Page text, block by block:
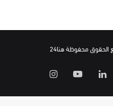
لينكدإن ‫YouTube